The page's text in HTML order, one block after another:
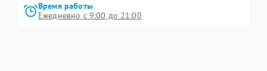
Время работы
Ежедневно с 9:00 до 21:00